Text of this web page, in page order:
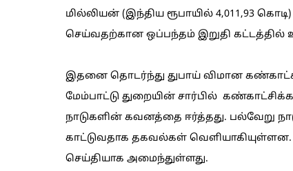
மில்லியன் (இந்திய ரூபாயில் 4,011,93
செய்வதற்கான ஒப்பந்தம் இறுதி கட்டத்தில்
இதனை தொடர்ந்து துபாய் விமான
மேம்பாட்டு துறையின் சார்பில்
நாடுகளின் கவனத்தை ஈர்த்தது. பல்வேறு
காட்டுவதாக தகவல்கள் வெளியாகியுள்ளன.
செய்தியாக அமைந்துள்ளது.